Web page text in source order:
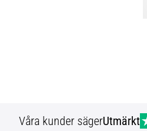
Våra kunder sägerUtmärkt